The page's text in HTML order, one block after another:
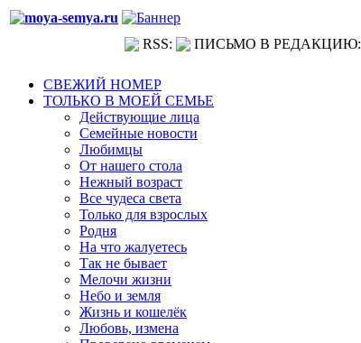
RSS: ПИСЬМО В РЕДАКЦИЮ:
СВЕЖИЙ НОМЕР
ТОЛЬКО В МОЕЙ СЕМЬЕ
Действующие лица
Семейные новости
Любимцы
От нашего стола
Нежный возраст
Все чудеса света
Только для взрослых
Родня
На что жалуетесь
Так не бывает
Мелочи жизни
Небо и земля
Жизнь и кошелёк
Любовь, измена